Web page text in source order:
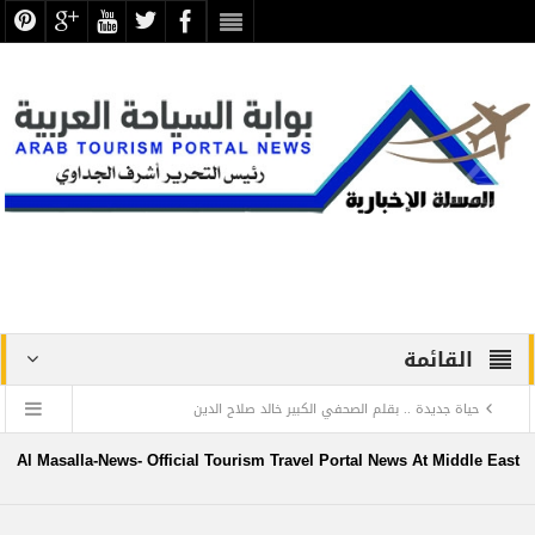
القائمة
حياة جديدة .. بقلم الصحفي الكبير خالد صلاح الدين
دراسة علمية ترصد الاكتشافات الأثرية والتطوير بجبانة الشاطبي
Al Masalla-News- Official Tourism Travel Portal News At Middle East